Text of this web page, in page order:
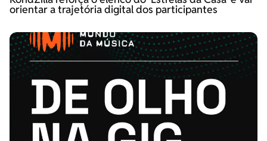
orientar a trajetória digital dos participantes